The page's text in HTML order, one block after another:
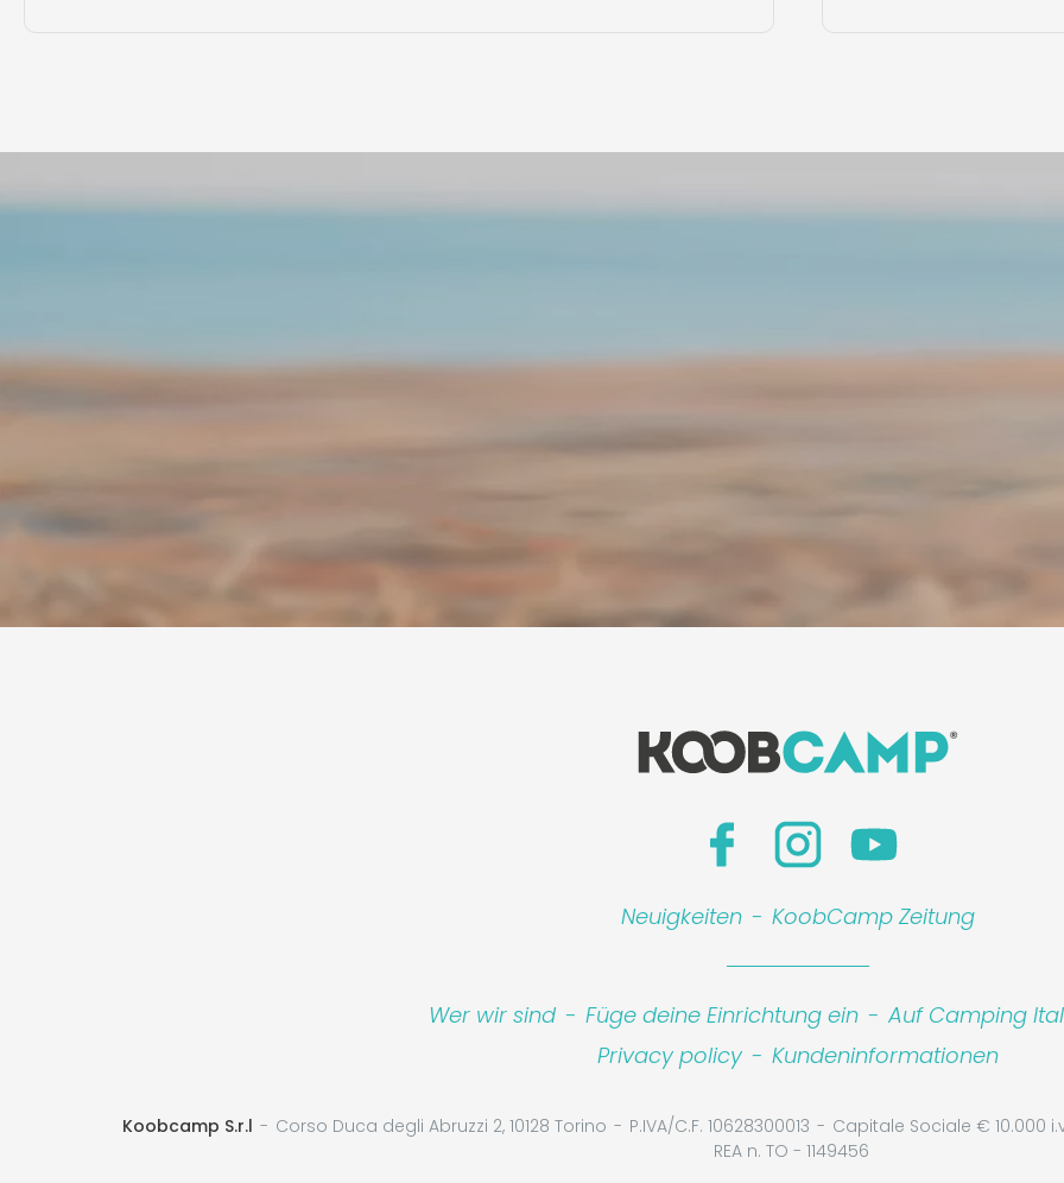
Neuigkeiten - KoobCamp Zeitung
Wer wir sind - Füge deine Einrichtung ein - Auf Camping
Privacy policy - Kundeninformationen
Koobcamp S.r.l Corso Duca degli Abruzzi 2, 10128 Torino P.IVA/C.F. 10628300013
Capitale Sociale € 10.000
REA n. TO - 1149456